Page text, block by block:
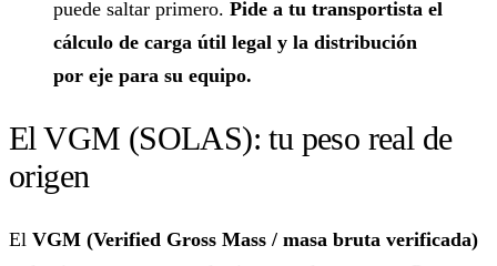
puede saltar primero. Pide a tu transportista el
cálculo de carga útil legal y la distribución
por eje para su equipo.
El VGM (SOLAS): tu peso real de
origen
El VGM (Verified Gross Mass / masa bruta verificada)